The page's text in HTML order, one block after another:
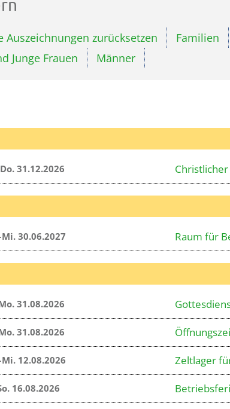
Auszeichnungen zurücksetzen Familien
Junge Frauen
Männer
31.12.2026
30.06.2027 Raum für
31.08.2026
31.08.2026
12.08.2026 Zeltlager
16.08.2026